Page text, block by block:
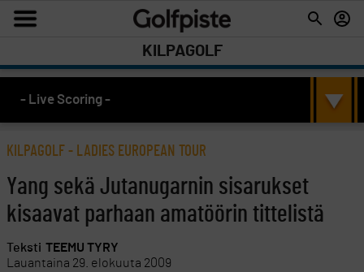
KILPAGOLF
- Live Scoring -
KILPAGOLF - LADIES EUROPEAN TOUR
Yang sekä Jutanugarnin sisarukset
kisaavat parhaan amatöörin tittelistä
Teksti TEEMU TYRY
Lauantaina 29. elokuuta 2009